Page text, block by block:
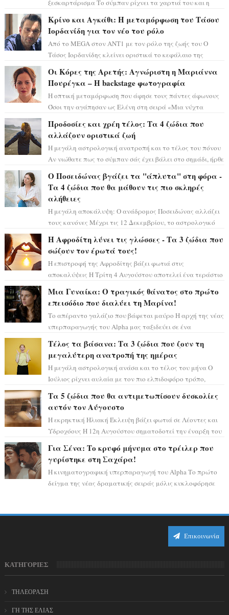
ξεσκαρτάρισμα Το σύμπαν ρίχνει τα χαρτιά του και η
Κρίνο και Αγκάθι: Η μεταμόρφωση του Τάσου
Ιορδανίδη για τον νέο του ρόλο
Από το MEGA στον ΑΝΤ1 με τον ρόλο της ζωής του Ο
Τάσος Ιορδανίδης κλείνει οριστικά το κεφάλαιο της
Οι Κόρες της Αρετής: Αγνώριστη η Μαριάννα
Πουρέγκα – H backstage φωτογραφία
Η οπτική μεταμόρφωση που άφησε τους πάντες άφωνους
Όσοι την αγάπησαν ως Ελένη στη σειρά «Μια νύχτα
Προδοσίες και χρέη τέλος: Τα 4 ζώδια που
αλλάζουν οριστικά ζωή
Η μεγάλη αστρολογική ανατροπή και το τέλος του πόνου
Αν νιώθατε πως το σύμπαν σάς έχει βάλει στο σημάδι, ήρθε
Ο Ποσειδώνας βγάζει τα "άπλυτα" στη φόρα -
Τα 4 ζώδια που θα μάθουν τις πιο σκληρές
αλήθειες
Η μεγάλη αποκάλυψη: Ο ανάδρομος Ποσειδώνας αλλάζει
τους κανόνες Μέχρι τις 12 Δεκεμβρίου, το αστρολογικό
Η Αφροδίτη λύνει τις γλώσσες - Τα 3 ζώδια που
σώζουν τον έρωτά τους!
Η επιστροφή της Αφροδίτης βάζει φωτιά στις
αποκαλύψεις Η Τρίτη 4 Αυγούστου αποτελεί ένα τεράστιο
Μια Γυναίκα: Ο τραγικός θάνατος στο πρώτο
επεισόδιο που διαλύει τη Μαρίνα!
Το απέραντο γαλάζιο που βάφεται μαύρο Η αρχή της νέας
υπερπαραγωγής του Alpha μας ταξιδεύει σε ένα
Τέλος τα βάσανα: Τα 3 ζώδια που ζουν τη
μεγαλύτερη ανατροπή της ημέρας
Η μεγάλη αστρολογική ανάσα και το τέλος του μήνα Ο
Ιούλιος ρίχνει αυλαία με τον πιο ελπιδοφόρο τρόπο,
Τα 5 ζώδια που θα αντιμετωπίσουν δυσκολίες
αυτόν τον Αύγουστο
Η εκρηκτική Ηλιακή Έκλειψη βάζει φωτιά σε Λέοντες και
Υδροχόους Η 12η Αυγούστου σηματοδοτεί την έναρξη του
Για Σένα: Το κρυφό μήνυμα στο τρέιλερ που
γυρίστηκε στη Σαχάρα!
Η κινηματογραφική υπερπαραγωγή του Alpha Το πρώτο
δείγμα της νέας δραματικής σειράς μόλις κυκλοφόρησε
Επικοινωνία
ΚΑΤΗΓΟΡΙΕΣ
ΤΗΛΕΟΡΑΣΗ
ΓΗ ΤΗΣ ΕΛΙΑΣ